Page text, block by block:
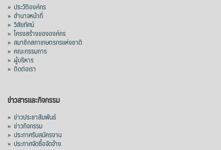
» ประวัติองค์กร
» อำนาจหน้าที่
» วิสัยทัศน์
» โครงสร้างขององค์กร
» สมาชิกสภาเกษตรกรแห่งชาติ
» คณะกรรมการ
» ผู้บริหาร
» ติดต่อเรา
ข่าวสารและกิจกรรม
» ข่าวประชาสัมพันธ์
» ข่าวกิจกรรม
» ประกาศรับสมัครงาน
» ประกาศจัดซื้อจัดจ้าง